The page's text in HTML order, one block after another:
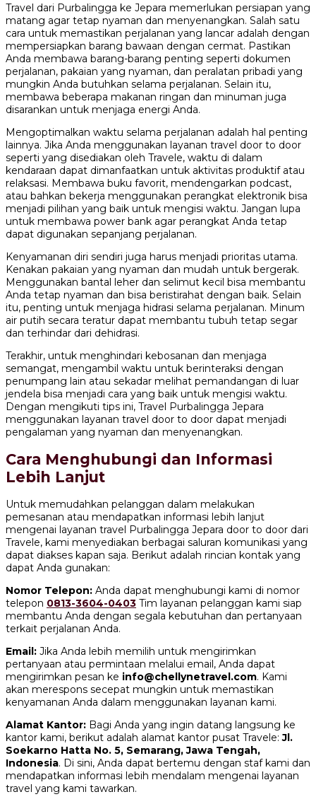
Travel dari Purbalingga ke Jepara memerlukan persiapan yang
matang agar tetap nyaman dan menyenangkan. Salah satu
cara untuk memastikan perjalanan yang lancar adalah dengan
mempersiapkan barang bawaan dengan cermat. Pastikan
Anda membawa barang-barang penting seperti dokumen
perjalanan, pakaian yang nyaman, dan peralatan pribadi yang
mungkin Anda butuhkan selama perjalanan. Selain itu,
membawa beberapa makanan ringan dan minuman juga
disarankan untuk menjaga energi Anda.
Mengoptimalkan waktu selama perjalanan adalah hal penting
lainnya. Jika Anda menggunakan layanan travel door to door
seperti yang disediakan oleh Travele, waktu di dalam
kendaraan dapat dimanfaatkan untuk aktivitas produktif atau
relaksasi. Membawa buku favorit, mendengarkan podcast,
atau bahkan bekerja menggunakan perangkat elektronik bisa
menjadi pilihan yang baik untuk mengisi waktu. Jangan lupa
untuk membawa power bank agar perangkat Anda tetap
dapat digunakan sepanjang perjalanan.
Kenyamanan diri sendiri juga harus menjadi prioritas utama.
Kenakan pakaian yang nyaman dan mudah untuk bergerak.
Menggunakan bantal leher dan selimut kecil bisa membantu
Anda tetap nyaman dan bisa beristirahat dengan baik. Selain
itu, penting untuk menjaga hidrasi selama perjalanan. Minum
air putih secara teratur dapat membantu tubuh tetap segar
dan terhindar dari dehidrasi.
Terakhir, untuk menghindari kebosanan dan menjaga
semangat, mengambil waktu untuk berinteraksi dengan
penumpang lain atau sekadar melihat pemandangan di luar
jendela bisa menjadi cara yang baik untuk mengisi waktu.
Dengan mengikuti tips ini, Travel Purbalingga Jepara
menggunakan layanan travel door to door dapat menjadi
pengalaman yang nyaman dan menyenangkan.
Cara Menghubungi dan Informasi
Lebih Lanjut
Untuk memudahkan pelanggan dalam melakukan
pemesanan atau mendapatkan informasi lebih lanjut
mengenai layanan travel Purbalingga Jepara door to door dari
Travele, kami menyediakan berbagai saluran komunikasi yang
dapat diakses kapan saja. Berikut adalah rincian kontak yang
dapat Anda gunakan:
Nomor Telepon: Anda dapat menghubungi kami di nomor
telepon 0813-3604-0403 Tim layanan pelanggan kami siap
membantu Anda dengan segala kebutuhan dan pertanyaan
terkait perjalanan Anda.
Email: Jika Anda lebih memilih untuk mengirimkan
pertanyaan atau permintaan melalui email, Anda dapat
mengirimkan pesan ke info@chellynetravel.com. Kami
akan merespons secepat mungkin untuk memastikan
kenyamanan Anda dalam menggunakan layanan kami.
Alamat Kantor: Bagi Anda yang ingin datang langsung ke
kantor kami, berikut adalah alamat kantor pusat Travele:Jl.
Soekarno Hatta No. 5, Semarang, Jawa Tengah,
Indonesia. Di sini, Anda dapat bertemu dengan staf kami dan
mendapatkan informasi lebih mendalam mengenai layanan
travel yang kami tawarkan.